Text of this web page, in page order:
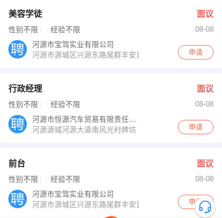
美容学徒 面议
性别不限 经验不限
08-08
河源市宝驾实业有限公司
河源市源城区兴源东路尾群丰安置点
申请
行政经理 面议
性别不限 经验不限
08-08
河源市恒源汽车贸易有限责任公司
河源源城河源大道南风光村牌坊
申请
前台 面议
性别不限 经验不限
08-08
河源市宝驾实业有限公司
河源市源城区兴源东路尾群丰安置点
申请